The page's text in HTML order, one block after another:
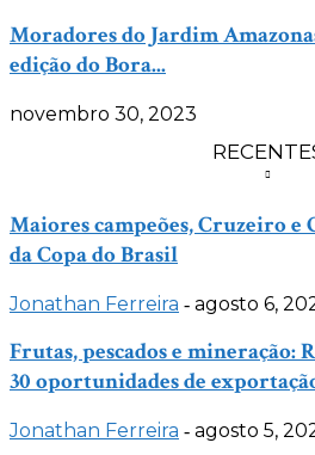
Moradores do Jardim
edição do Bora...
novembro 30, 2023
Maiores campeões, Cruzeiro e
da Copa do Brasil
Jonathan Ferreira - agosto 6,
Frutas, pescados e mineração:
30 oportunidades de
Jonathan Ferreira - agosto 5,